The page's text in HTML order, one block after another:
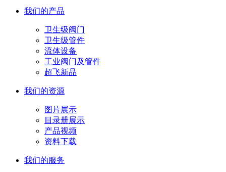
我们的产品
卫生级阀门
卫生级管件
流体设备
工业阀门及管件
超飞新品
我们的资源
图片展示
目录册展示
产品视频
资料下载
我们的服务